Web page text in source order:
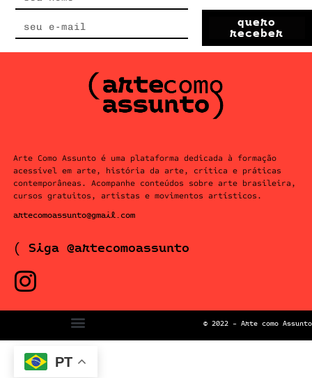
quero
receber
Arte Como Assunto é uma plataforma dedicada à formação
acessível em arte, história da arte, crítica e práticas
contemporâneas. Acompanhe conteúdos sobre arte brasileira,
cursos gratuitos, artistas e movimentos artísticos.
artecomoassunto@gmail.com
( Siga @artecomoassunto
© 2022 – Arte como Assunto
PT